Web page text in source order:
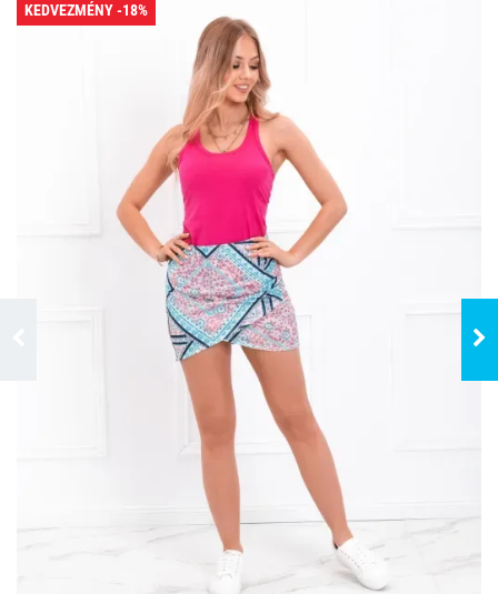
KEDVEZMÉNY -18%